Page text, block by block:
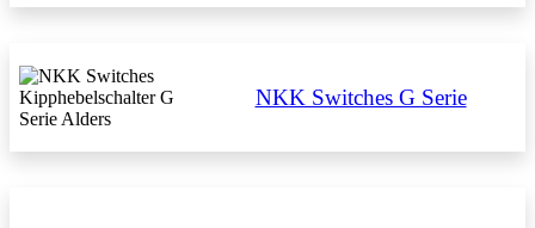
NKK Switches G Serie